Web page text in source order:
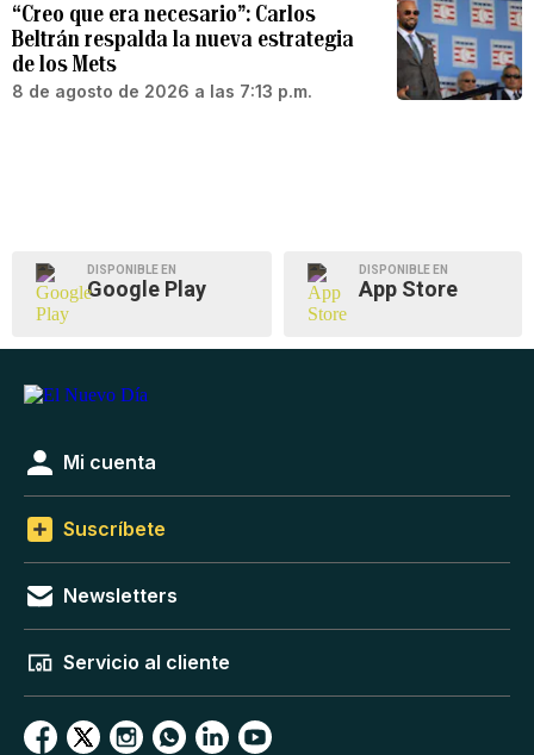
“Creo que era necesario”: Carlos
Beltrán respalda la nueva estrategia
de los Mets
8 de agosto de 2026 a las 7:13 p.m.
DISPONIBLE EN
Google Play
DISPONIBLE EN
App Store
Mi cuenta
Suscríbete
Newsletters
Servicio al cliente